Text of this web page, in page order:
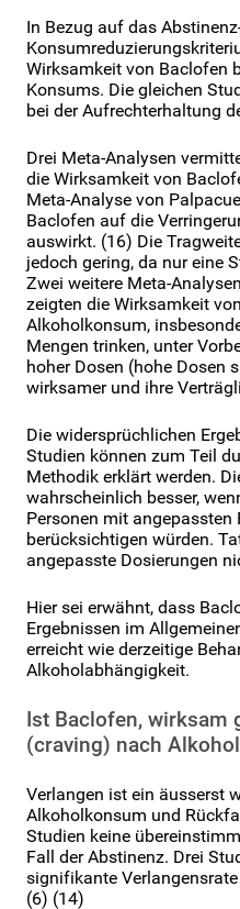
In Bezug auf das
Wirksamkeit von Baclofen
Konsums. Die gleichen
bei der Aufrechterhaltung
Drei Meta-Analysen
die Wirksamkeit von
Meta-Analyse von
Baclofen auf die
auswirkt. (16) Die
jedoch gering, da nur eine
Zwei weitere Meta-
zeigten die Wirksamkeit
Alkoholkonsum,
Mengen trinken, unter
hoher Dosen (hohe Dosen
wirksamer und ihre
Die widersprüchlichen
Studien können zum Teil
Methodik erklärt werden.
wahrscheinlich besser,
Personen mit angepassten
berücksichtigen würden.
angepasste Dosierungen
Hier sei erwähnt, dass
Ergebnissen im
erreicht wie derzeitige
Alkoholabhängigkeit.
Ist Baclofen, wirksam
(craving) nach
Verlangen ist ein äusserst
Alkoholkonsum und
Studien keine
Fall der Abstinenz. Drei
signifikante
(6) (14)